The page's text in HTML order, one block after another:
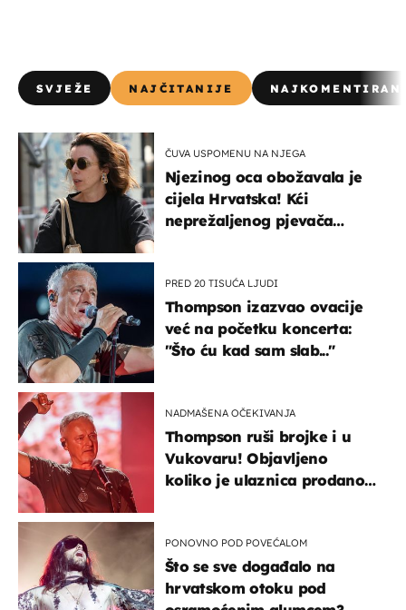
SVJEŽE NAJČITANIJE
ČUVA USPOMENU NA NJEGA
Njezinog oca obožavala je
cijela Hrvatska! Kći
neprežaljenog pjevača
PRED 20 TISUĆA LJUDI
Thompson izazvao ovacije
već na početku koncerta:
"Što ću kad sam slab..."
NADMAŠENA OČEKIVANJA
Thompson ruši brojke i u
Vukovaru! Objavljeno
koliko je ulaznica prodano
PONOVNO POD POVEĆALOM
Što se sve događalo na
hrvatskom otoku pod